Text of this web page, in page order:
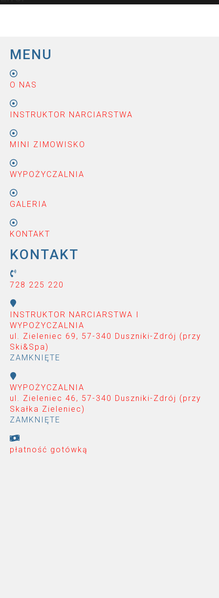
MENU
O NAS
INSTRUKTOR NARCIARSTWA
MINI ZIMOWISKO
WYPOŻYCZALNIA
GALERIA
KONTAKT
KONTAKT
728 225 220
INSTRUKTOR NARCIARSTWA I
WYPOŻYCZALNIA
ul. Zieleniec 69, 57-340 Duszniki-Zdrój (przy
Ski&Spa)
ZAMKNIĘTE
WYPOŻYCZALNIA
ul. Zieleniec 46, 57-340 Duszniki-Zdrój (przy
Skałka Zieleniec)
ZAMKNIĘTE
płatność gotówką